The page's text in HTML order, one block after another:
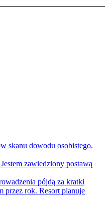
skanu dowodu osobistego.
zawiedziony postawą
pójdą za kratki
przez rok. Resort planuje